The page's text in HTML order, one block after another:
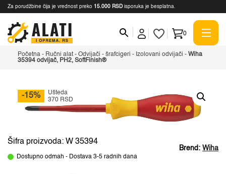
Za porudžbine čija je vrednost preko 15.000 RSD isporuka je besplatna.
0
Početna - Ručni alat - Odvijači - šrafcigeri - Izolovani odvijači - Wiha
35394 odvijač, PH2, SoftFinish®
-15%
Ušteda
370 RSD
Brend: Wiha
Šifra proizvoda: W 35394
Dostupno odmah - Dostava 3-5 radnih dana